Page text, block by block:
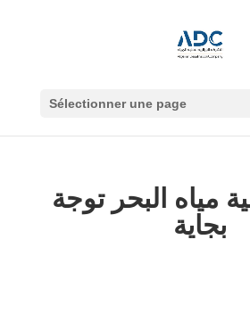
Sélectionner une page
مياه البحر توجة
بجاية